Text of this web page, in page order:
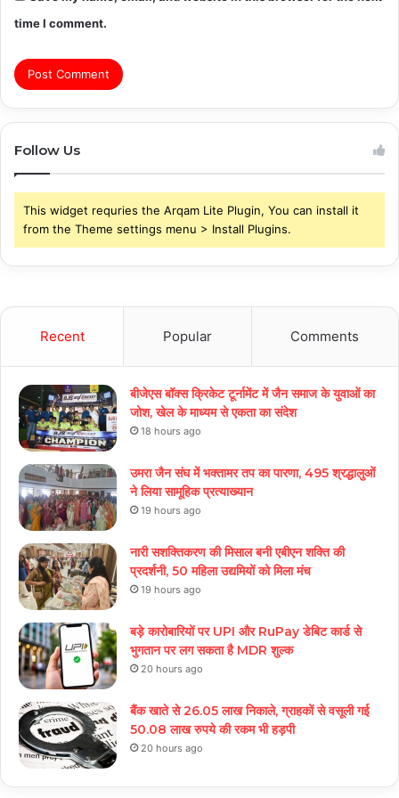
time I comment.
Follow Us
This widget requries the Arqam Lite Plugin, You can install it
from the Theme settings menu > Install Plugins.
Recent Popular Comments
बीजेएस बॉक्स क्रिकेट टूर्नामेंट में जैन समाज के युवाओं का
जोश, खेल के माध्यम से एकता का संदेश
18 hours ago
उमरा जैन संघ में भक्तामर तप का पारणा, 495 श्रद्धालुओं
ने लिया सामूहिक प्रत्याख्यान
19 hours ago
नारी सशक्तिकरण की मिसाल बनी एबीएन शक्ति की
प्रदर्शनी, 50 महिला उद्यमियों को मिला मंच
19 hours ago
बड़े कारोबारियों पर UPI और RuPay डेबिट कार्ड से
भुगतान पर लग सकता है MDR शुल्क
20 hours ago
बैंक खाते से 26.05 लाख निकाले, ग्राहकों से वसूली गई
50.08 लाख रुपये की रकम भी हड़पी
20 hours ago